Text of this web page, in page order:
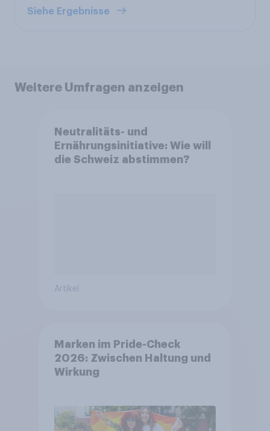
Siehe Ergebnisse
Weitere Umfragen anzeigen
Neutralitäts- und
Ernährungsinitiative: Wie will
die Schweiz abstimmen?
Artikel
Marken im Pride-Check
2026: Zwischen Haltung und
Wirkung